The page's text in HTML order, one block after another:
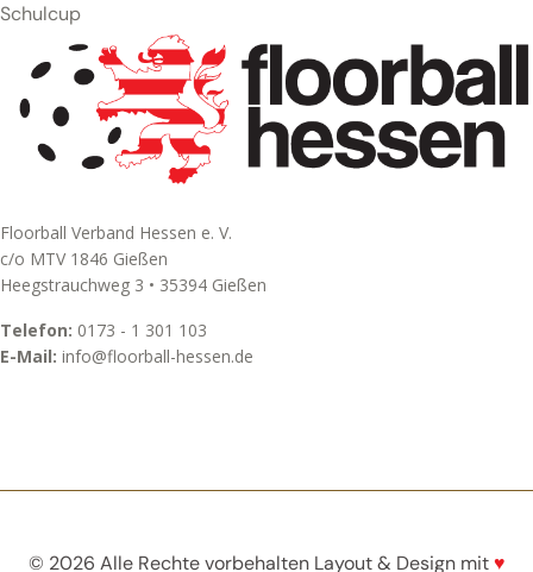
Schulcup
Floorball Verband Hessen e. V.
c/o MTV 1846 Gießen
Heegstrauchweg 3 • 35394 Gießen
Telefon: 0173 - 1 301 103
E-Mail: info@floorball-hessen.de
© 2026 Alle Rechte vorbehalten Layout & Design mit♥